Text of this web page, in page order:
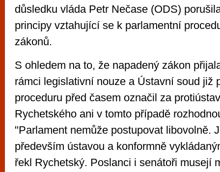
důsledku vláda Petr Nečase (ODS)
principy vztahující se k parlamentní
zákonů.
S ohledem na to, že napadený zákon
rámci legislativní nouze a Ústavní soud již
proceduru před časem označil za
Rychetského ani v tomto případě
"Parlament nemůže postupovat libovolně.
především ústavou a konformně
řekl Rychetský. Poslanci i senátoři musejí